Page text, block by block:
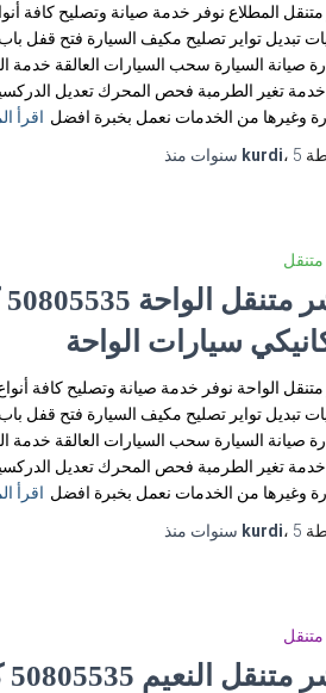
المطلاع نوفر خدمة صيانة وتصليح كافة
تبديل تواير تصليح مكيف السيارة فتح قفل
صيانة السيارة سحب السيارات العالقة خدمة
خدمة تغير الطرمبة فحص المحرك تعديل
وغيرها من الخدمات نعمل بخبرة افضل اقرأ
kurdi، 5 سنوات منذ
سيارات الواحة
الواحة نوفر خدمة صيانة وتصليح كافة
تبديل تواير تصليح مكيف السيارة فتح قفل
صيانة السيارة سحب السيارات العالقة خدمة
خدمة تغير الطرمبة فحص المحرك تعديل
وغيرها من الخدمات نعمل بخبرة افضل اقرأ
kurdi، 5 سنوات منذ